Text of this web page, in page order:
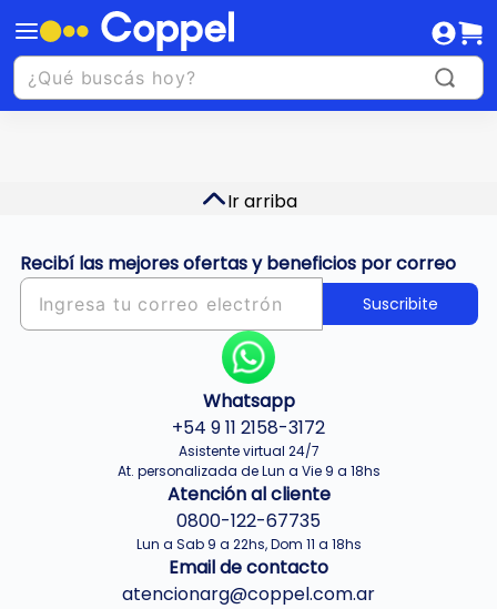
Ir arriba
Recibí las mejores ofertas y beneficios por correo
Suscribite
Whatsapp
+54 9 11 2158-3172
Asistente virtual 24/7
At. personalizada de Lun a Vie 9 a 18hs
Atención al cliente
0800-122-67735
Lun a Sab 9 a 22hs, Dom 11 a 18hs
Email de contacto
atencionarg@coppel.com.ar